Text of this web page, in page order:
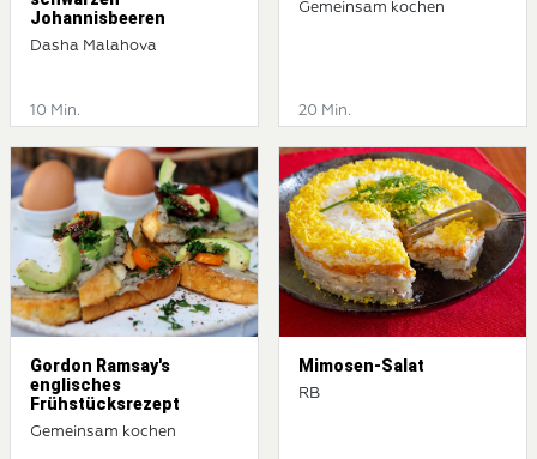
Johannisbeeren
Dasha Malahova
10 Min.
Gemeinsam kochen
20 Min.
Gordon Ramsay's
englisches
Frühstücksrezept
Gemeinsam kochen
Mimosen-Salat
RB